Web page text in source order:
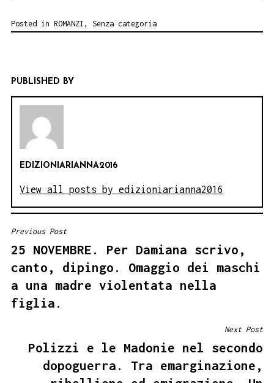
Posted in ROMANZI , Senza categoria
PUBLISHED BY
EDIZIONIARIANNA2016
View all posts by edizioniarianna2016
NAVIGAZIONE
ARTICOLI
Previous Post
25 NOVEMBRE. Per Damiana scrivo,
canto, dipingo. Omaggio dei maschi
a una madre violentata nella
figlia.
Next Post
Polizzi e le Madonie nel secondo
dopoguerra. Tra emarginazione,